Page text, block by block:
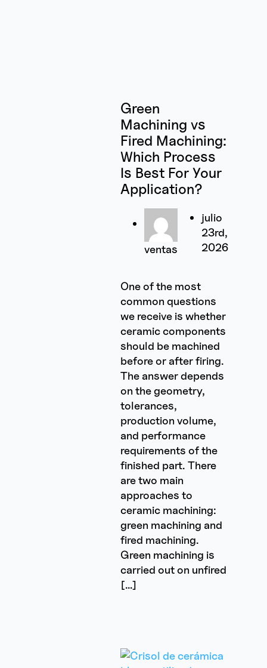
Green
Machining vs
Fired Machining:
Which Process
Is Best For Your
Application?
ventas
julio
23rd,
2026
One of the most
common questions
we receive is whether
ceramic components
should be machined
before or after firing.
The answer depends
on the geometry,
tolerances,
production volume,
and performance
requirements of the
finished part. There
are two main
approaches to
ceramic machining:
green machining and
fired machining.
Green machining is
carried out on unfired
[…]